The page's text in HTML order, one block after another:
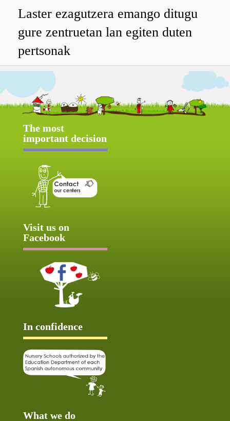
Laster ezagutzera emango ditugu
gure zentruetan lan egiten duten
pertsonak
The most
important decision
Visit us on
Facebook
In confidence
What we do